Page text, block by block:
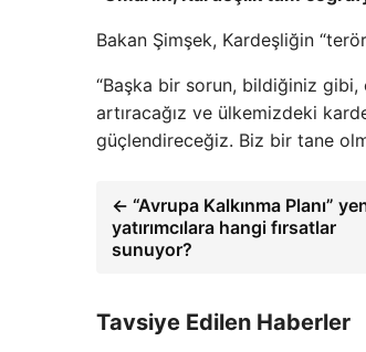
Bakan Şimşek, Kardeşliğin
“Başka bir sorun, bildiğiniz gibi,
artıracağız ve ülkemizdeki
güçlendireceğiz. Biz bir tane
← “Avrupa Kalkınma Planı”
yatırımcılara hangi fırsatlar
sunuyor?
Tavsiye Edilen Haberler